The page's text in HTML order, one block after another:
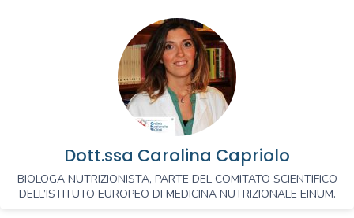
Dott.ssa Carolina Capriolo
BIOLOGA NUTRIZIONISTA, PARTE DEL COMITATO SCIENTIFICO
DELL’ISTITUTO EUROPEO DI MEDICINA NUTRIZIONALE EINUM.